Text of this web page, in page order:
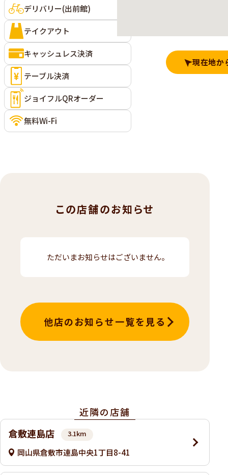
デリバリー(出前館)
テイクアウト
キャッシュレス決済
テーブル決済
ジョイフルQRオーダー
無料Wi-Fi
現在地か
この店舗のお知らせ
ただいまお知らせはございません。
他店のお知らせ一覧を見る
近隣の店舗
倉敷連島店
3.1km
岡山県倉敷市連島中央1丁目8-41